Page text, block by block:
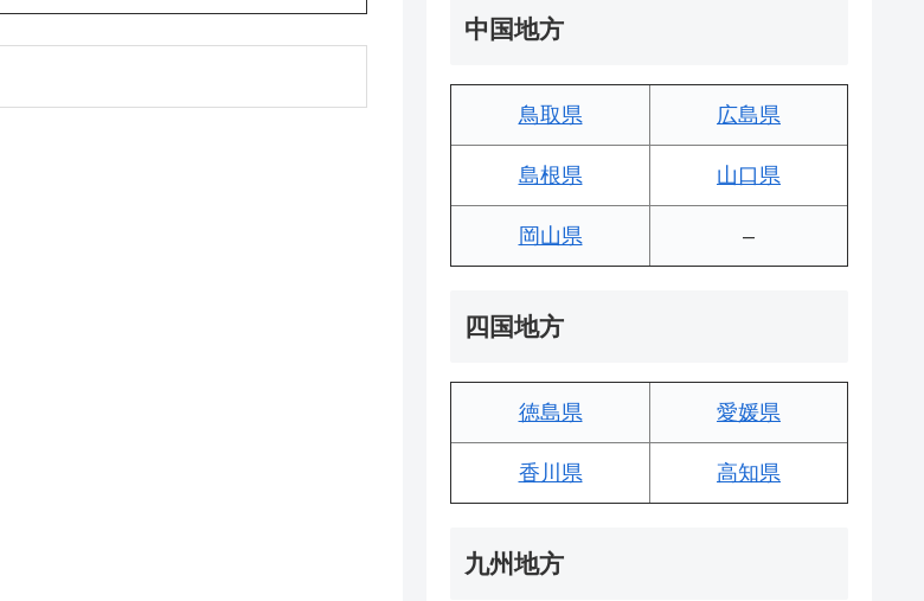
中国地方
鳥取県 広島県
島根県 山口県
岡山県 –
四国地方
徳島県 愛媛県
香川県 高知県
九州地方